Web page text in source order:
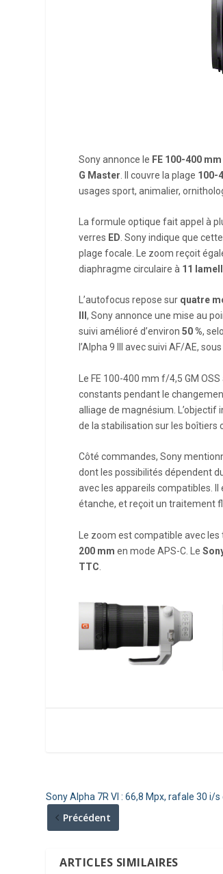
Sony annonce le FE 100-400
G Master . Il couvre la plage 100-
usages sport, animalier,
La formule optique fait appel à
verres ED . Sony indique que
plage focale. Le zoom reçoit
diaphragme circulaire à 11
L’autofocus repose sur quatre
, Sony annonce une mise au
suivi amélioré d’environ 50 %,
l’Alpha 9 III avec suivi AF/AE,
Le FE 100-400 mm f/4,5 GM
constants pendant le
alliage de magnésium.
de la stabilisation sur les boîtiers
Côté commandes, Sony
dont les possibilités dépendent
avec les appareils compatibles.
étanche, et reçoit un traitement
Le zoom est compatible avec
200 mm en mode APS-C. Le
TTC
Sony Alpha 7R VI : 66,8 Mpx, rafale 30 i/s
Précédent
ARTICLES SIMILAIRES